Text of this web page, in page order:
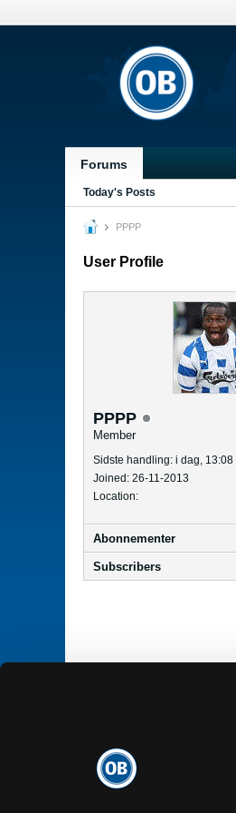
Forums
Today's Posts
PPPP
User Profile
PPPP
Member
Sidste handling: i dag, 13:08
Joined: 26-11-2013
Location:
Abonnementer
Subscribers
Dansk